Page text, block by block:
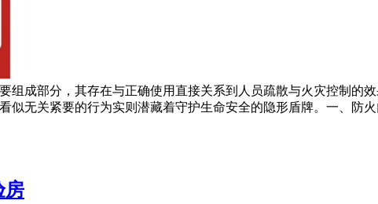
组成部分，其存在与正确使用直接关系到人员疏散与火灾控制的
似无关紧要的行为实则潜藏着守护生命安全的隐形盾牌。一、防
房